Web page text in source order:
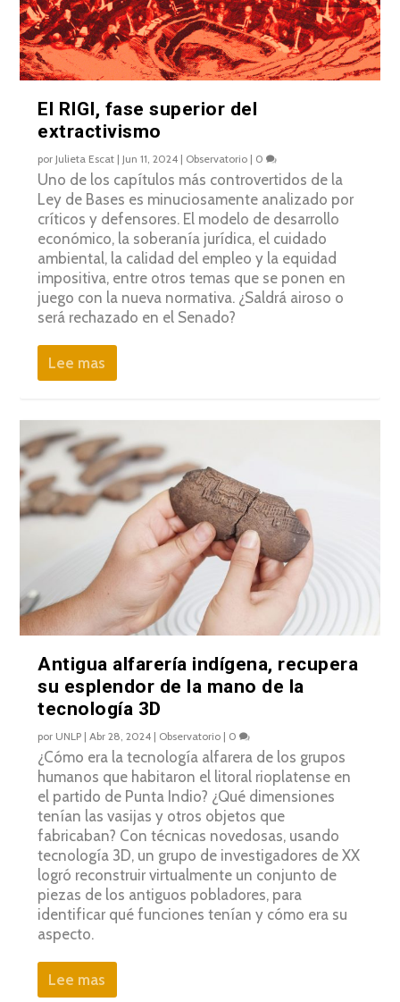
El RIGI, fase superior del
extractivismo
por Julieta Escat | Jun 11, 2024 | Observatorio | 0
Uno de los capítulos más controvertidos de la
Ley de Bases es minuciosamente analizado por
críticos y defensores. El modelo de desarrollo
económico, la soberanía jurídica, el cuidado
ambiental, la calidad del empleo y la equidad
impositiva, entre otros temas que se ponen en
juego con la nueva normativa. ¿Saldrá airoso o
será rechazado en el Senado?
Lee mas
Antigua alfarería indígena, recupera
su esplendor de la mano de la
tecnología 3D
por UNLP |Abr 28, 2024 | Observatorio | 0
¿Cómo era la tecnología alfarera de los grupos
humanos que habitaron el litoral rioplatense en
el partido de Punta Indio? ¿Qué dimensiones
tenían las vasijas y otros objetos que
fabricaban? Con técnicas novedosas, usando
tecnología 3D, un grupo de investigadores de XX
logró reconstruir virtualmente un conjunto de
piezas de los antiguos pobladores, para
identificar qué funciones tenían y cómo era su
aspecto.
Lee mas